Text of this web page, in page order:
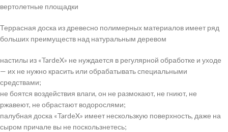
вертолетные площадки
Террасная доска из древесно полимерных материалов имеет ряд
больших преимуществ над натуральным деревом
настилы из «TardeX» не нуждается в регулярной обработке и уходе
— их не нужно красить или обрабатывать специальными
средствами;
не боятся воздействия влаги, он не размокают, не гниют, не
ржавеют, не обрастают водорослями;
палубная доска «TardeX» имеет нескользкую поверхность, даже на
сыром причале вы не поскользнетесь;